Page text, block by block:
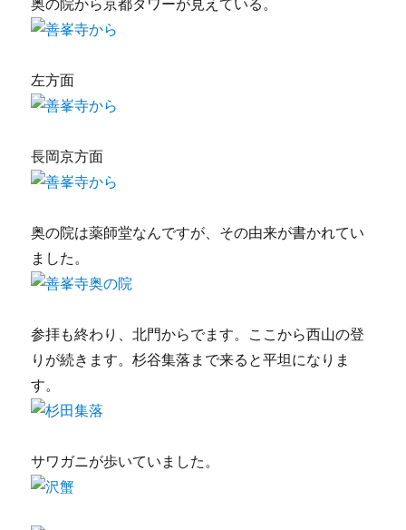
奥の院から京都タワーが見えている。
左方面
長岡京方面
奥の院は薬師堂なんですが、その由来が書かれてい
ました。
参拝も終わり、北門からでます。ここから西山の登
りが続きます。杉谷集落まで来ると平坦になりま
す。
サワガニが歩いていました。